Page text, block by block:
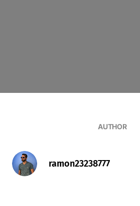
AUTHOR
ramon23238777